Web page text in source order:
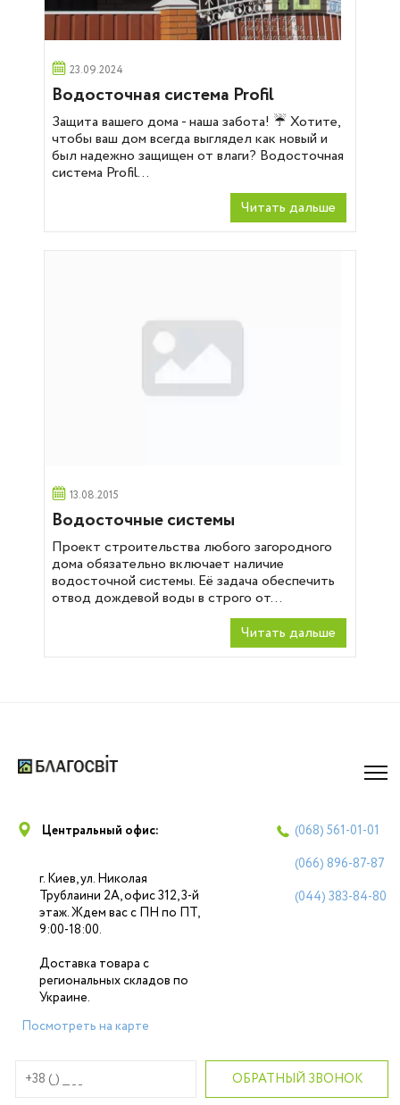
23.09.2024
Водосточная система Profil
Защита вашего дома - наша забота! ☔️ Хотите,
чтобы ваш дом всегда выглядел как новый и
был надежно защищен от влаги? Водосточная
система Profil...
Читать дальше
13.08.2015
Водосточные системы
Проект строительства любого загородного
дома обязательно включает наличие
водосточной системы. Её задача обеспечить
отвод дождевой воды в строго от...
Читать дальше
Центральный офис:
г. Киев, ул. Николая
Трублаини 2А, офис 312, 3-й
этаж. Ждем вас с ПН по ПТ,
9:00-18:00.
Доставка товара с
региональных складов по
Украине.
Посмотреть на карте
(068) 561-01-01
(066) 896-87-87
(044) 383-84-80